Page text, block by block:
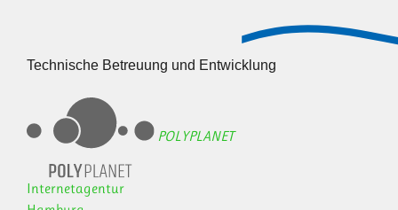
Technische Betreuung und Entwicklung
POLYPLANET
Internetagentur